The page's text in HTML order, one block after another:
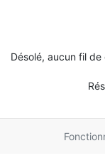
Désolé, aucun fil